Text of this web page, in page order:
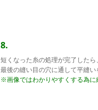
8.
短くなった糸の処理が完了したら
最後の縫い目の穴に通して平縫い
※画像ではわかりやすくする為に